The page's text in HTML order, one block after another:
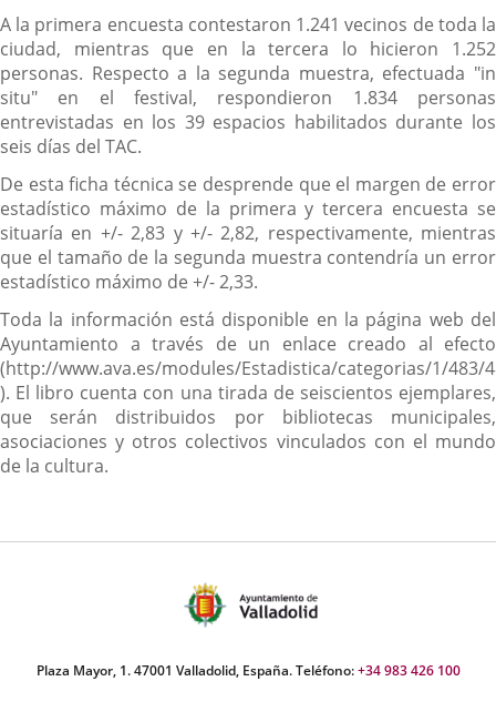
A la primera encuesta contestaron 1.241 vecinos de toda la
ciudad, mientras que en la tercera lo hicieron 1.252
personas. Respecto a la segunda muestra, efectuada "in
situ" en el festival, respondieron 1.834 personas
entrevistadas en los 39 espacios habilitados durante los
seis días del TAC.
De esta ficha técnica se desprende que el margen de error
estadístico máximo de la primera y tercera encuesta se
situaría en +/- 2,83 y +/- 2,82, respectivamente, mientras
que el tamaño de la segunda muestra contendría un error
estadístico máximo de +/- 2,33.
Toda la información está disponible en la página web del
Ayuntamiento a través de un enlace creado al efecto
(http://www.ava.es/modules/Estadistica/categorias/1/483/
). El libro cuenta con una tirada de seiscientos ejemplares,
que serán distribuidos por bibliotecas municipales,
asociaciones y otros colectivos vinculados con el mundo
de la cultura.
Plaza Mayor, 1. 47001 Valladolid, España. Teléfono:+34 983 426 100